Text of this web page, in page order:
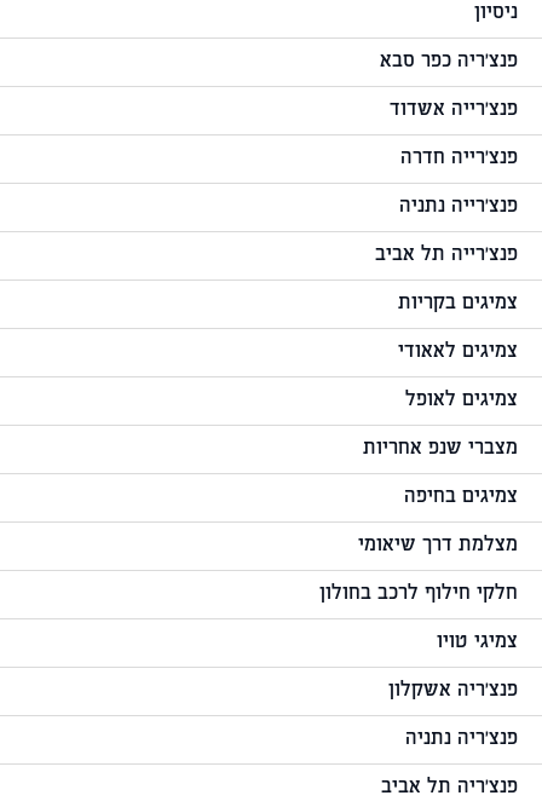
ניסיון
פנצ'ריה כפר סבא
פנצ'רייה אשדוד
פנצ'רייה חדרה
פנצ'רייה נתניה
פנצ'רייה תל אביב
צמיגים בקריות
צמיגים לאאודי
צמיגים לאופל
מצברי שנפ אחריות
צמיגים בחיפה
מצלמת דרך שיאומי
חלקי חילוף לרכב בחולון
צמיגי טויו
פנצ'ריה אשקלון
פנצ'ריה נתניה
פנצ'ריה תל אביב